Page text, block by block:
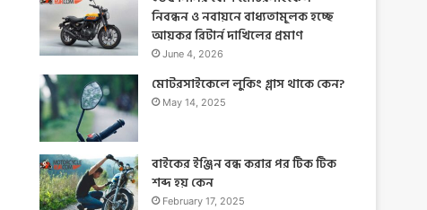
r
:
নিবন্ধন ও নবায়নে বাধ্যতামূলক হচ্ছে
আয়কর রিটার্ন দাখিলের প্রমাণ
June 4, 2026
মোটরসাইকেলে লুকিং গ্লাস থাকে কেন?
May 14, 2025
বাইকের ইঞ্জিন বন্ধ করার পর টিক টিক
শব্দ হয় কেন
February 17, 2025